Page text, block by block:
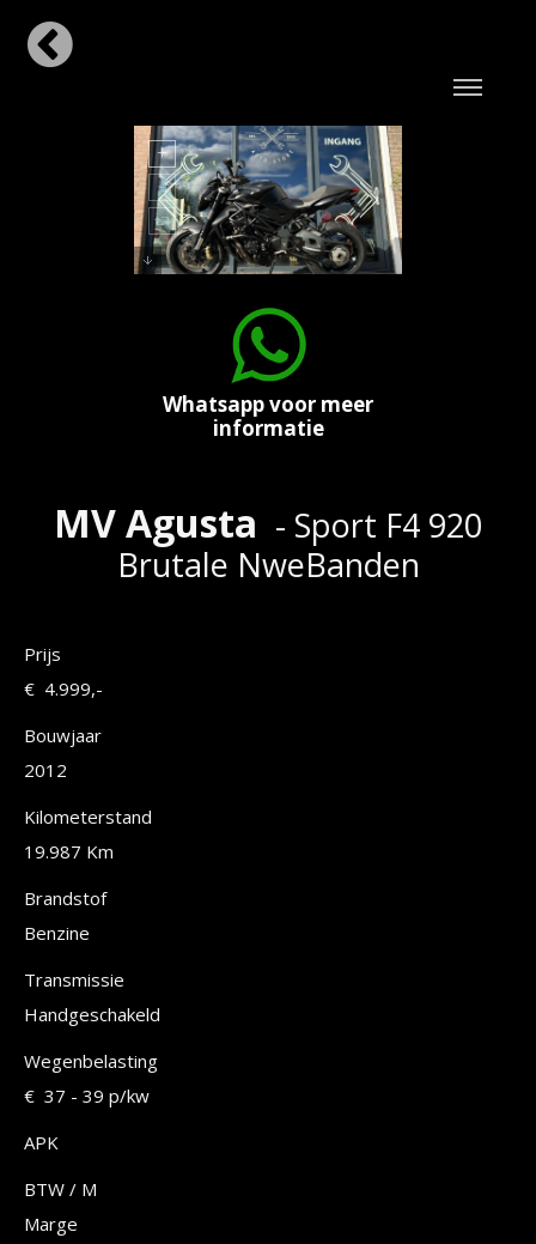
Whatsapp voor meer
informatie
MV Agusta - Sport F4 920
Brutale NweBanden
Prijs
€ 4.999,-
Bouwjaar
2012
Kilometerstand
19.987 Km
Brandstof
Benzine
Transmissie
Handgeschakeld
Wegenbelasting
€ 37 - 39 p/kw
APK
BTW / M
Marge